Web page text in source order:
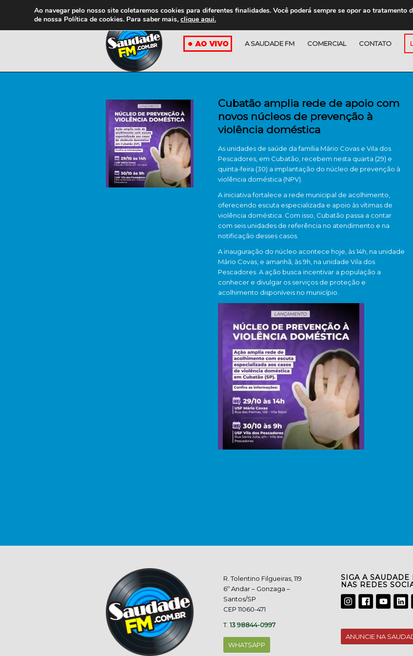
A SAUDADE FM COMERCIAL CONTATO
Cubatão amplia rede de apoio com
novos núcleos de prevenção à
violência doméstica
As unidades de saúde da família Mário Covas e Vila dos
Pescadores, em Cubatão, recebem nesta quarta (29) e
quinta-feira (30) a implantação do núcleo de prevenção à
violência doméstica (NPV).
A iniciativa fortalece a rede municipal de acolhimento,
oferecendo escuta especializada e apoio às vítimas de
violência doméstica. Com isso, Cubatão passa a contar
com seis unidades de referência no atendimento e na
notificação desses casos.
A inauguração do núcleo acontece hoje, às 14h, na unidade
Mário Covas, e amanhã, às 9h, na unidade Vila dos
Pescadores. A ação busca incentivar a população a
conhecer e divulgar os serviços de proteção e
acolhimento disponíveis no município.
R. Tolentino Filgueiras, 119
6º Andar – Gonzaga –
Santos/SP
CEP 11060-471
T.13 98844-0997
WHATSAPP
SIGA A SAUDADE
NAS REDES
ANUNCIE NA
Ao navegar pelo nosso site coletaremos cookies para diferentes finalidades. Você poderá sempre se opor ao tratamento
de nossa Política de cookies. Para saber mais, clique aqui.